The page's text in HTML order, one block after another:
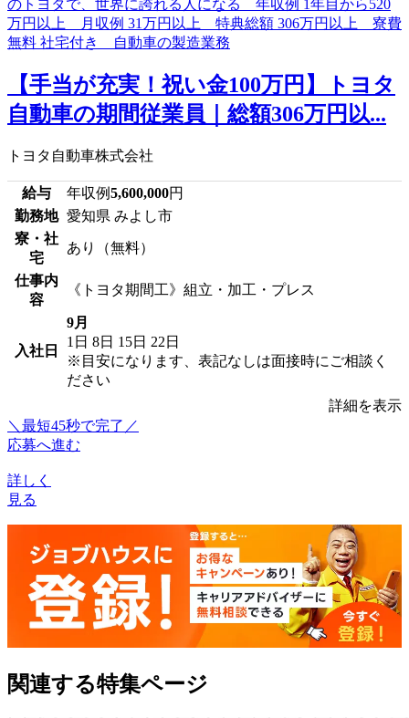
【手当が充実！祝い金100万円】トヨタ
自動車の期間従業員｜総額306万円以...
トヨタ自動車株式会社
給与 年収例5,600,000円
勤務地 愛知県 みよし市
寮・社
宅
あり（無料）
仕事内
容
《トヨタ期間工》組立・加工・プレス
入社日
9月
1日 8日 15日 22日
※目安になります、表記なしは面接時にご相談く
ださい
詳細を表示
＼最短45秒で完了／
応募へ進む
詳しく
見る
関連する特集ページ